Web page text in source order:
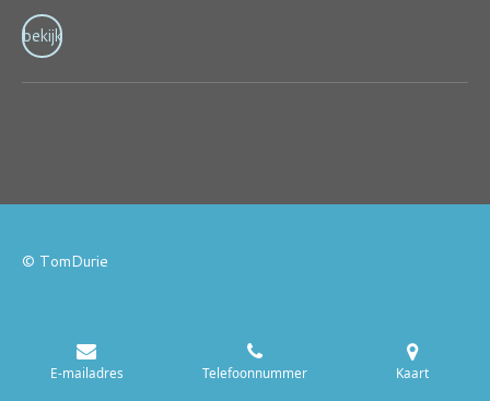
bekijk
© TomDurie
E-mailadres Telefoonnummer Kaart